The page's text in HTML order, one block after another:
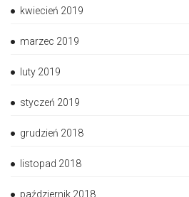
kwiecień 2019
marzec 2019
luty 2019
styczeń 2019
grudzień 2018
listopad 2018
październik 2018